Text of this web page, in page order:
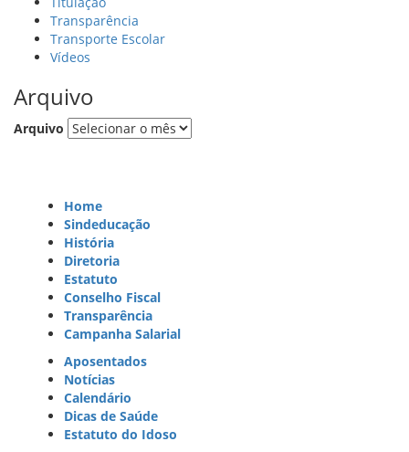
Transparência
Transporte Escolar
Vídeos
Arquivo
Arquivo
Home
Sindeducação
História
Diretoria
Estatuto
Conselho Fiscal
Transparência
Campanha Salarial
Aposentados
Notícias
Calendário
Dicas de Saúde
Estatuto do Idoso